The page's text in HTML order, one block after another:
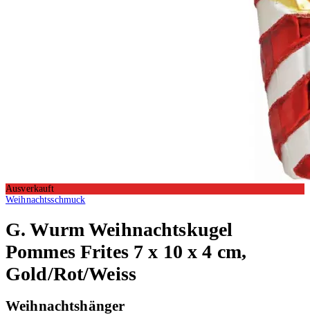
Ausverkauft
Weihnachtsschmuck
G. Wurm Weihnachtskugel
Pommes Frites 7 x 10 x 4 cm,
Gold/Rot/Weiss
Weihnachtshänger